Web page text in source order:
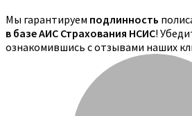
Мы гарантируем подлинность
в базе АИС Страхования НСИС!
ознакомившись с отзывами наших